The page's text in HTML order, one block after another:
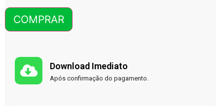
COMPRAR
Download Imediato
Após confirmação do pagamento.